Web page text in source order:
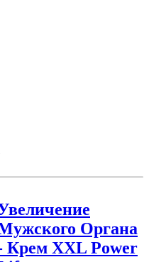
Органа
Крем XXL Power